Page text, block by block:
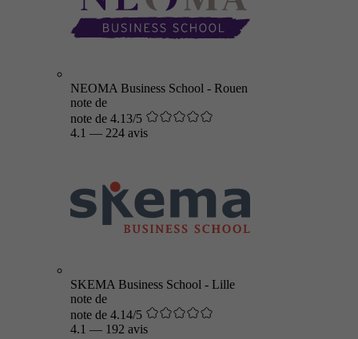
NEOMA Business School - Rouen
note de
note de 4.13/5
4.1 — 224 avis
SKEMA Business School - Lille
note de
note de 4.14/5
4.1 — 192 avis